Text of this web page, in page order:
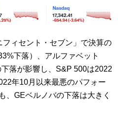
ィセント・セブン」で決算の
下落）、アルファベット
下落が影響し、S&P 500は2022
年10月以来最悪のパフォー
、GEベルノバの下落は大きく